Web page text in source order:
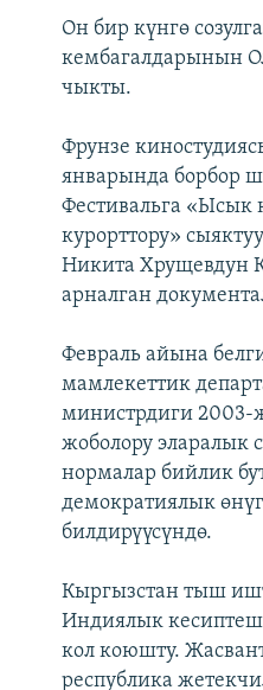
Он бир күнгө
кембагалдарынын
чыкты.
Фрунзе
январында борбор
Фестивальга «Ысык
курорттору»
Никита Хрущевдун
арналган
Февраль айына
мамлекеттик
министрдиги 2003-
жоболору эларалык
нормалар бийлик
демократиялык
билдирүүсүндө.
Кыргызстан тыш
Индиялык
кол коюшту.
республика